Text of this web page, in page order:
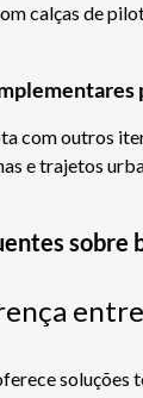
calças de
com outros
e trajetos
sobre
soluções